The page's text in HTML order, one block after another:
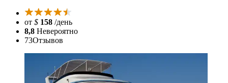
от $ 158 /день
8,8 Невероятно
73Отзывов